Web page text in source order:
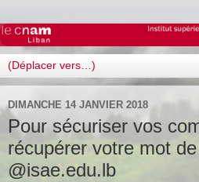
DIMANCHE 14 JANVIER 2018
Pour sécuriser vos
récupérer votre mot
@isae.edu.lb